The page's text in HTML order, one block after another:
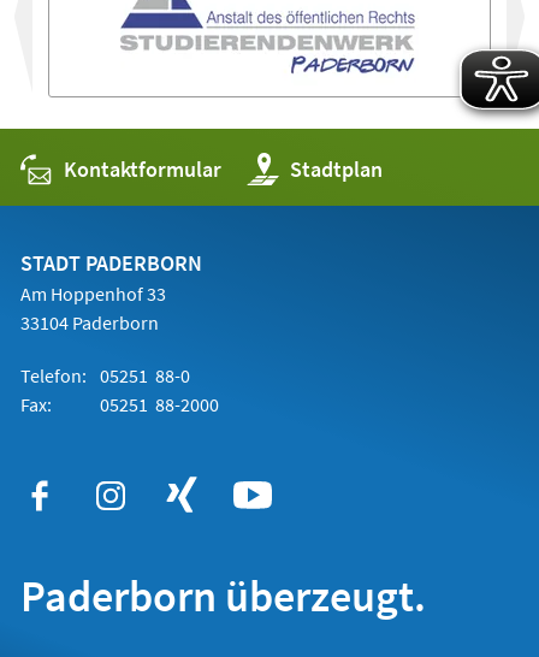
Kontaktformular Stadtplan
(Öffnet
in
einem
STADT PADERBORN
Am Hoppenhof 33
33104 Paderborn
Telefon: 05251 88-0
Fax:
05251 88-2000
Paderborn überzeugt.